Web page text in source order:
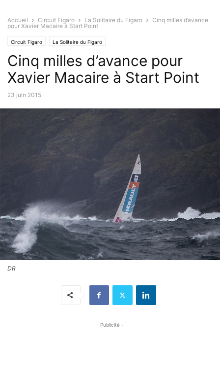
Accueil Circuit Figaro La Solitaire du Figaro
Cinq milles d’avance
pour Xavier Macaire à Start Point
Circuit Figaro La Solitaire du Figaro
Cinq milles d’avance pour
Xavier Macaire à Start Point
23 juin 2015
DR
- Publicité -